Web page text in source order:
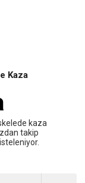
Kaza
kaza
takip